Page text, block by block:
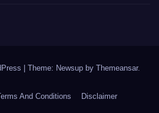
Theme: Newsup by Themeansar.
And Conditions Disclaimer